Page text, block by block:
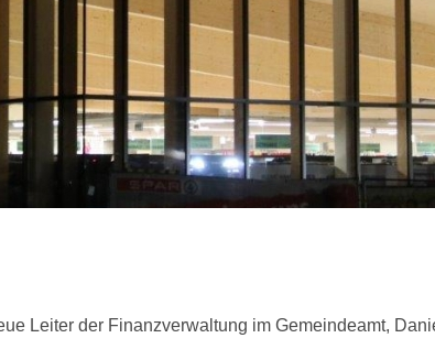
Leiter der Finanzverwaltung im Gemeindeamt,